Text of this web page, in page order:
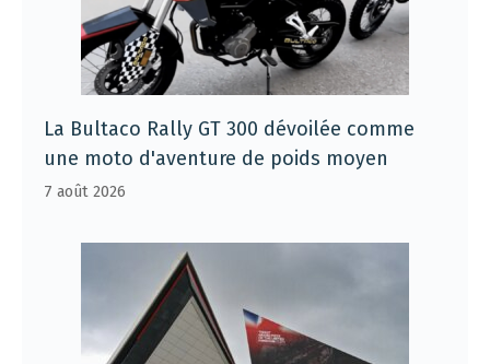
La Bultaco Rally GT 300 dévoilée comme
une moto d'aventure de poids moyen
7 août 2026